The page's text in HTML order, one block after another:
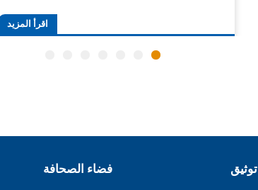
اقرأ المزيد
توثيق فضاء الصحافة